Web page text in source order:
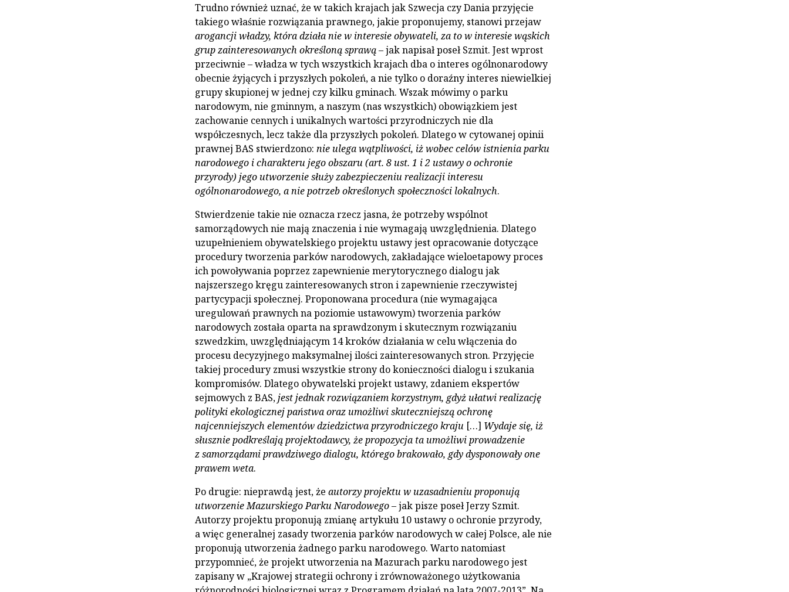
Trudno również uznać, że w takich krajach jak Szwecja czy Dania przyjęcie
takiego właśnie rozwiązania prawnego, jakie proponujemy, stanowi przejaw
arogancji władzy, która działa nie w interesie obywateli, za to w interesie wąskich
grup zainteresowanych określoną sprawą– jak napisał poseł Szmit. Jest wprost
przeciwnie – władza w tych wszystkich krajach dba o interes ogólnonarodowy
obecnie żyjących i przyszłych pokoleń, a nie tylko o doraźny interes niewielkiej
grupy skupionej w jednej czy kilku gminach. Wszak mówimy o parku
narodowym, nie gminnym, a naszym (nas wszystkich) obowiązkiem jest
zachowanie cennych i unikalnych wartości przyrodniczych nie dla
współczesnych, lecz także dla przyszłych pokoleń. Dlatego w cytowanej opinii
prawnej BAS stwierdzono: nie ulega wątpliwości, iż wobec celów istnienia parku
narodowego i charakteru jego obszaru (art. 8 ust. 1 i 2 ustawy o ochronie
przyrody) jego utworzenie służy zabezpieczeniu realizacji interesu
ogólnonarodowego, a nie potrzeb określonych społeczności lokalnych.
Stwierdzenie takie nie oznacza rzecz jasna, że potrzeby wspólnot
samorządowych nie mają znaczenia i nie wymagają uwzględnienia. Dlatego
uzupełnieniem obywatelskiego projektu ustawy jest opracowanie dotyczące
procedury tworzenia parków narodowych, zakładające wieloetapowy proces
ich powoływania poprzez zapewnienie merytorycznego dialogu jak
najszerszego kręgu zainteresowanych stron i zapewnienie rzeczywistej
partycypacji społecznej. Proponowana procedura (nie wymagająca
uregulowań prawnych na poziomie ustawowym) tworzenia parków
narodowych została oparta na sprawdzonym i skutecznym rozwiązaniu
szwedzkim, uwzględniającym 14 kroków działania w celu włączenia do
procesu decyzyjnego maksymalnej ilości zainteresowanych stron. Przyjęcie
takiej procedury zmusi wszystkie strony do konieczności dialogu i szukania
kompromisów. Dlatego obywatelski projekt ustawy, zdaniem ekspertów
sejmowych z BAS,jest jednak rozwiązaniem korzystnym, gdyż ułatwi realizację
polityki ekologicznej państwa oraz umożliwi skuteczniejszą ochronę
najcenniejszych elementów dziedzictwa przyrodniczego kraju[…] Wydaje się, iż
słusznie podkreślają projektodawcy, że propozycja ta umożliwi prowadzenie
z samorządami prawdziwego dialogu, którego brakowało, gdy dysponowały one
prawem weta.
Po drugie: nieprawdą jest, że autorzy projektu w uzasadnieniu proponują
utworzenie Mazurskiego Parku Narodowego– jak pisze poseł Jerzy Szmit.
Autorzy projektu proponują zmianę artykułu 10 ustawy o ochronie przyrody,
a więc generalnej zasady tworzenia parków narodowych w całej Polsce, ale nie
proponują utworzenia żadnego parku narodowego. Warto natomiast
przypomnieć, że projekt utworzenia na Mazurach parku narodowego jest
zapisany w „Krajowej strategii ochrony i zrównoważonego użytkowania